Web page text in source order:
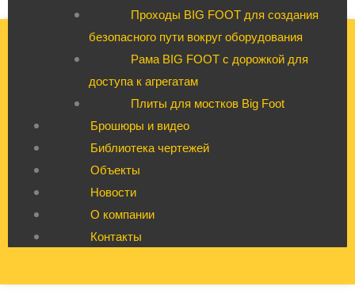
Проходы BIG FOOT для создания
безопасного пути вокруг оборудования
Рама BIG FOOT с дорожкой для
доступа к агрегатам
Плиты для мостков Big Foot
Брошюры и видео
Библиотека чертежей
Объекты
Новости
О компании
Контакты